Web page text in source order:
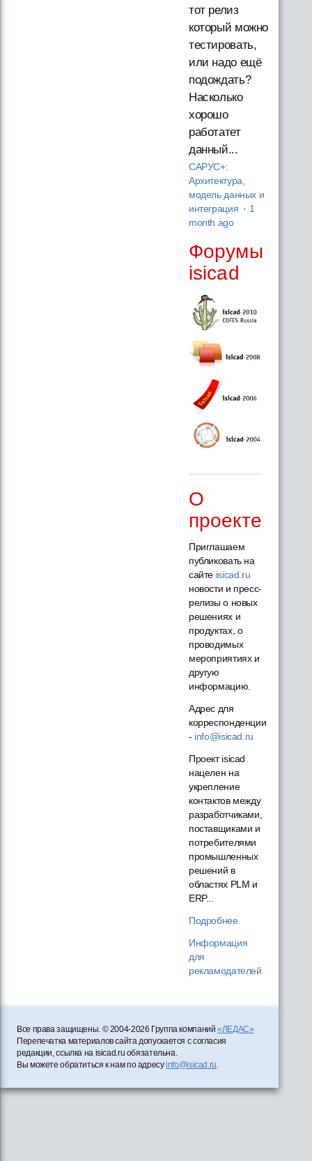
тот релиз
который можно
тестировать,
или надо ещё
подождать?
Насколько
хорошо
работатет
данный...
САРУС+:
Архитектура,
модель данных и
интеграция · 1
month ago
Форумы
isicad
О
проекте
Приглашаем
публиковать на
сайте isicad.ru
новости и пресс-
релизы о новых
решениях и
продуктах, о
проводимых
мероприятиях и
другую
информацию.
Адрес для
корреспонденции
- info@isicad.ru
Проект isicad
нацелен на
укрепление
контактов между
разработчиками,
поставщиками и
потребителями
промышленных
решений в
областях PLM и
ERP...
Подробнее
Информация
для
рекламодателей
Все права защищены. © 2004-2026 Группа компаний«ЛЕДАС»
Перепечатка материалов сайта допускается с согласия
редакции, ссылка на isicad.ru обязательна.
Вы можете обратиться к нам по адресуinfo@isicad.ru.